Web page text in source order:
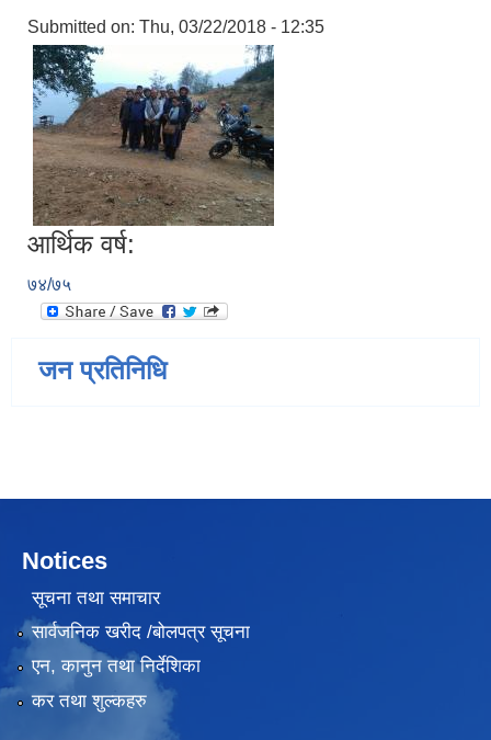
Submitted on: Thu, 03/22/2018 - 12:35
आर्थिक वर्ष:
७४/७५
जन प्रतिनिधि
Notices
सूचना तथा समाचार
सार्वजनिक खरीद /बोलपत्र सूचना
एन, कानुन तथा निर्देशिका
कर तथा शुल्कहरु